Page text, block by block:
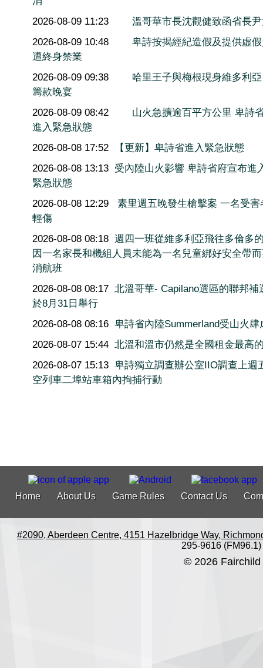
2026-08-09 11:23
溫哥華市長沈觀健致函省長
2026-08-09 10:48
卑詩按揭經紀造假及提供虛
遭終身禁業
2026-08-09 09:38
哈里王子與梅根現身維多利
籌款晚宴
2026-08-09 08:42
山火急擴逾百平方公里 卑詩
進入緊急狀態
2026-08-08 17:52
【更新】卑詩省進入緊急狀態
2026-08-08 13:13 受內陸山火影響 卑詩省府宣布進
緊急狀態
2026-08-08 12:29
素里週五晚發生槍擊案 一名受害
輕傷
2026-08-08 08:18 週四一班從維多利亞飛往多倫多
因一名家長和機組人員未能為一名兒童綁好安全帶
消航班
2026-08-08 08:17 北溫哥華- Capilano選區的聯邦補
於8月31日舉行
2026-08-08 08:16 卑詩省內陸Summerland受山火肆
2026-08-07 15:44 北溫和溫市仍然是全國租金最高
2026-08-07 15:13 卑詩獨立調查辦公室IIO調查上週
空列車二埠站車箱內拘捕行動
Home About Us Game Rules Contact Us
#2090, Aberdeen Centre, 4151 Hazelbridge Way,
295-9616 (FM96.1)
© 2026 Fairchild